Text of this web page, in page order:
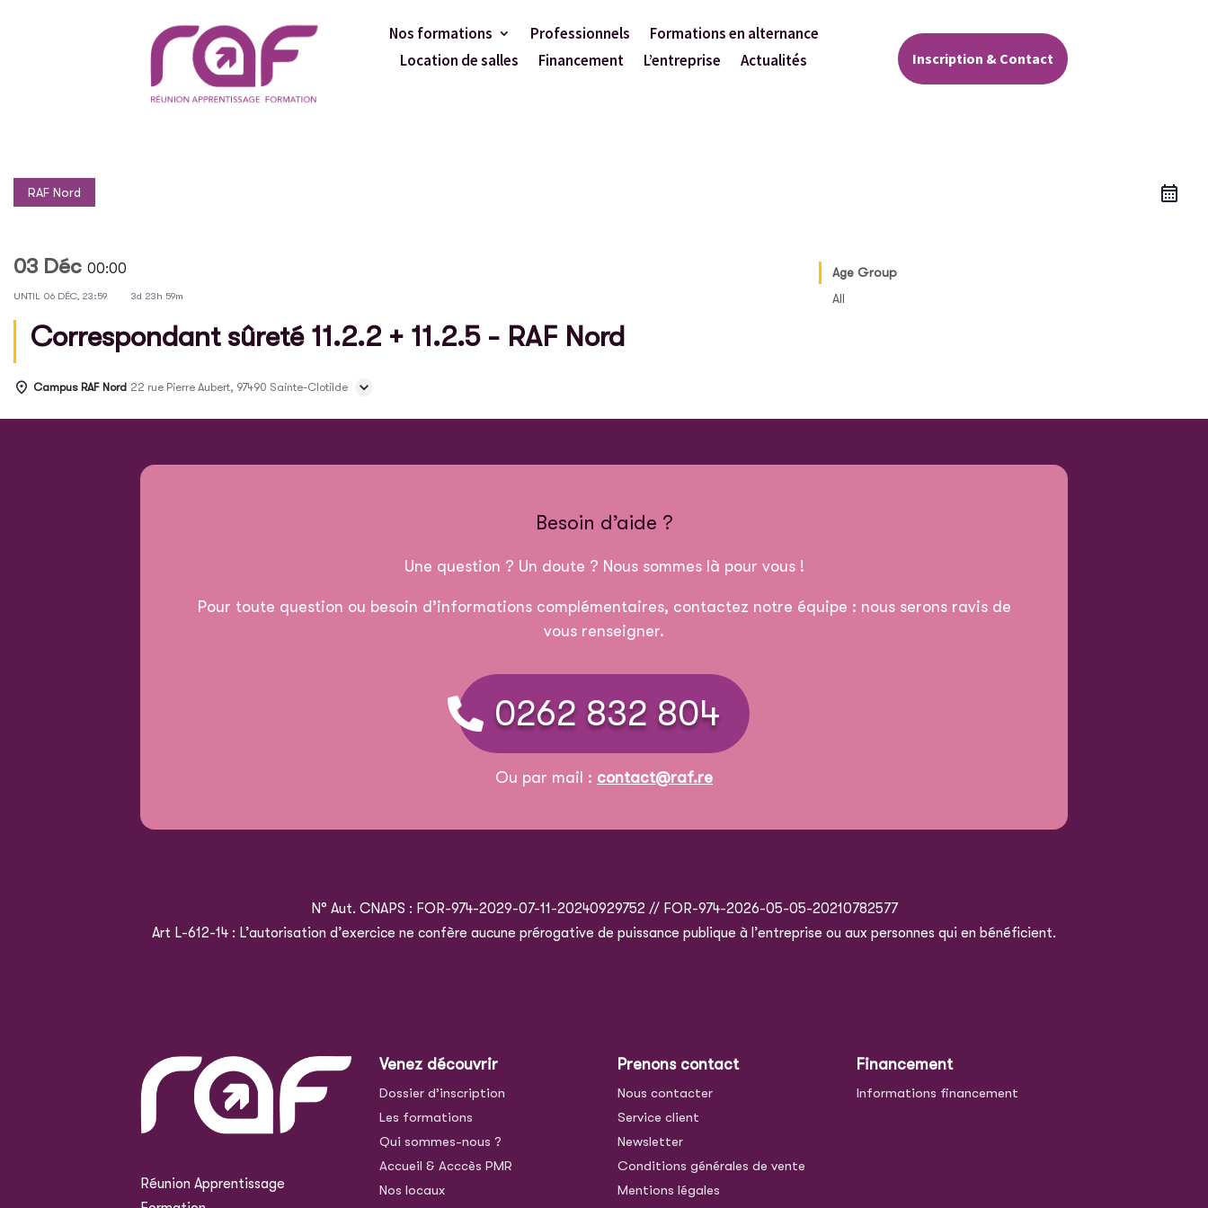
Nos formations Professionnels
Formations en alternance
Location de salles
Financement L’entreprise Actualités Inscription & Contact
RAF Nord
03 Déc 00:00
UNTIL 06 DÉC, 23:59 3d 23h 59m
Correspondant sûreté 11.2.2 + 11.2.5 - RAF Nord
Campus RAF Nord 22 rue Pierre Aubert, 97490 Sainte-Clotilde
Age Group
All
Besoin d’aide ?
Une question ? Un doute ? Nous sommes là pour vous !
Pour toute question ou besoin d’informations complémentaires, contactez notre équipe : nous serons ravis de
vous renseigner.
0262 832 804
Ou par mail : contact@raf.re
N° Aut. CNAPS : FOR-974-2029-07-11-20240929752 // FOR-974-2026-05-05-20210782577
Art L-612-14 : L’autorisation d’exercice ne confère aucune prérogative de puissance publique à l’entreprise ou aux personnes qui en bénéficient.
Réunion Apprentissage
Venez découvrir
Dossier d’inscription
Les formations
Qui sommes-nous ?
Accueil & Acccès PMR
Nos locaux
Prenons contact
Nous contacter
Service client
Newsletter
Conditions générales de vente
Mentions légales
Financement
Informations financement